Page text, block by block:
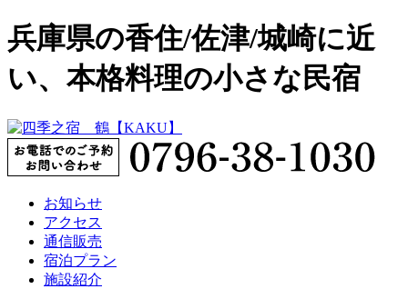
兵庫県の香住/佐津/城崎に近
い、本格料理の小さな民宿
お知らせ
アクセス
通信販売
宿泊プラン
施設紹介